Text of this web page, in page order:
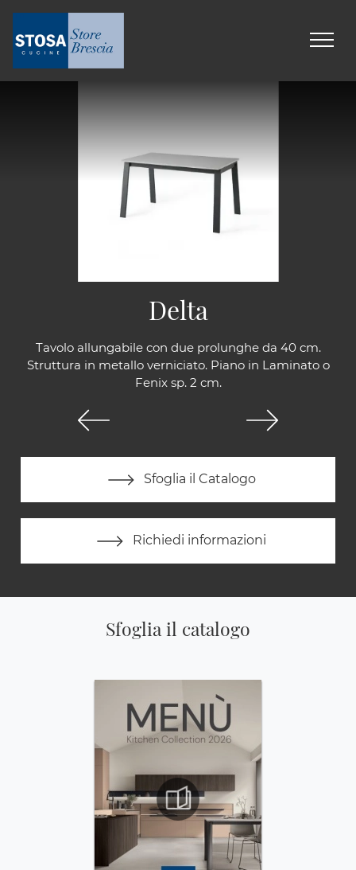
Tavolo allungabile con due prolunghe da 40 cm.
Struttura in metallo verniciato. Piano in Laminato o
Fenix sp. 2 cm.
Sfoglia il Catalogo
Richiedi informazioni
Delta
Sfoglia il catalogo